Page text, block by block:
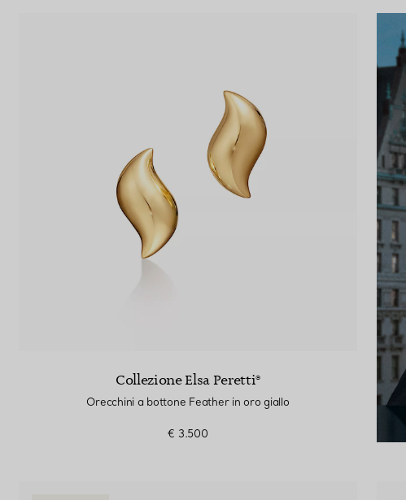
Collezione Elsa Peretti®
Orecchini a bottone Feather in oro giallo
€ 3.500